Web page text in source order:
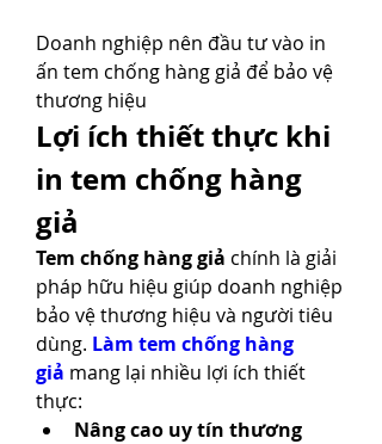
Doanh nghiệp nên đầu tư vào in
ấn tem chống hàng giả để bảo vệ
thương hiệu
Lợi ích thiết thực khi
in tem chống hàng
giả
Tem chống hàng giả chính là giải
pháp hữu hiệu giúp doanh nghiệp
bảo vệ thương hiệu và người tiêu
dùng. Làm tem chống hàng
giả mang lại nhiều lợi ích thiết
thực:
Nâng cao uy tín thương